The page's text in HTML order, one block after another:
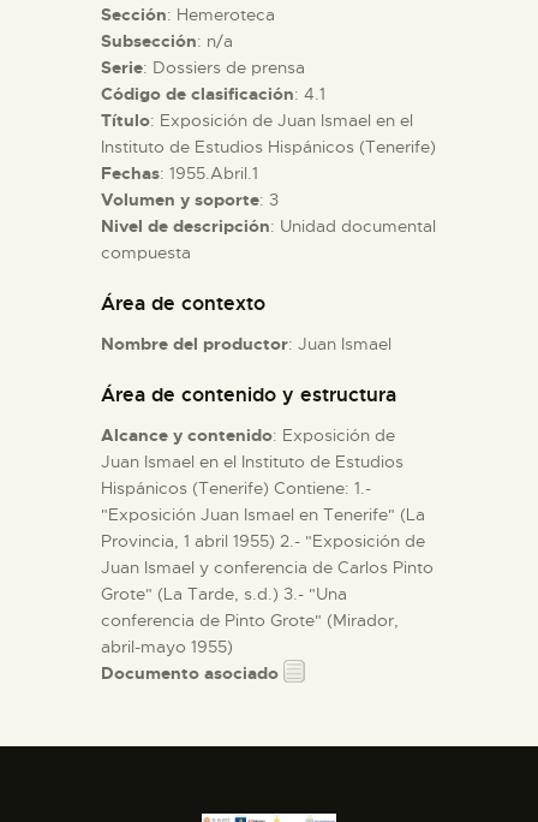
█
EL MUSEO
COLECCIONES
ESPAÑOL
Sección: Hemeroteca
Subsección: n/a
Serie: Dossiers de prensa
Código de clasificación: 4.1
Título: Exposición de Juan Ismael en el
Instituto de Estudios Hispánicos (Tenerife)
Fechas: 1955.Abril.1
Volumen y soporte: 3
Nivel de descripción: Unidad documental
compuesta
Área de contexto
Nombre del productor: Juan Ismael
Área de contenido y estructura
Alcance y contenido: Exposición de
Juan Ismael en el Instituto de Estudios
Hispánicos (Tenerife) Contiene: 1.-
"Exposición Juan Ismael en Tenerife" (La
Provincia, 1 abril 1955) 2.- "Exposición de
Juan Ismael y conferencia de Carlos Pinto
Grote" (La Tarde, s.d.) 3.- "Una
conferencia de Pinto Grote" (Mirador,
abril-mayo 1955)
Documento asociado